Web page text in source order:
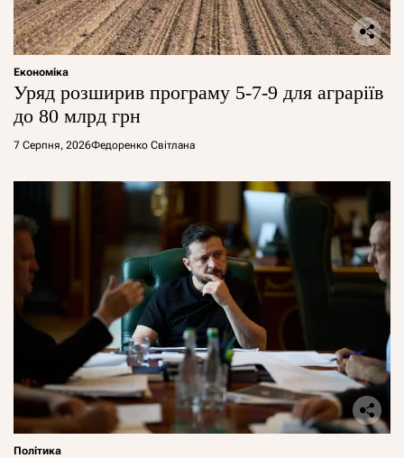
Економіка
Уряд розширив програму 5-7-9 для аграріїв
до 80 млрд грн
7 Серпня, 2026Федоренко Світлана
Політика